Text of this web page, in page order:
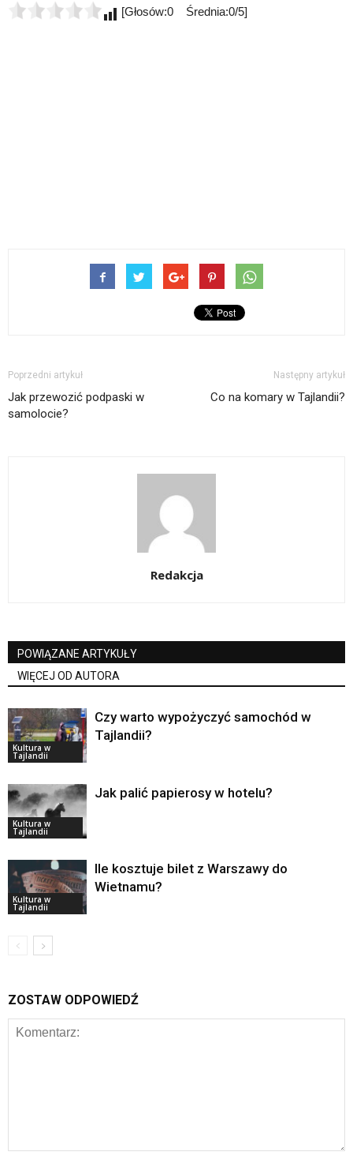
[Głosów:0 Średnia:0/5]
Poprzedni artykuł
Jak przewozić podpaski w
samolocie?
Następny artykuł
Co na komary w Tajlandii?
Redakcja
POWIĄZANE ARTYKUŁY
WIĘCEJ OD AUTORA
Kultura w
Tajlandii
Czy warto wypożyczyć samochód w
Tajlandii?
Kultura w
Tajlandii
Jak palić papierosy w hotelu?
Kultura w
Tajlandii
Ile kosztuje bilet z Warszawy do
Wietnamu?
ZOSTAW ODPOWIEDŹ